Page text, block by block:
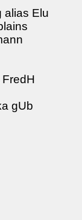
alias Elu
gUb